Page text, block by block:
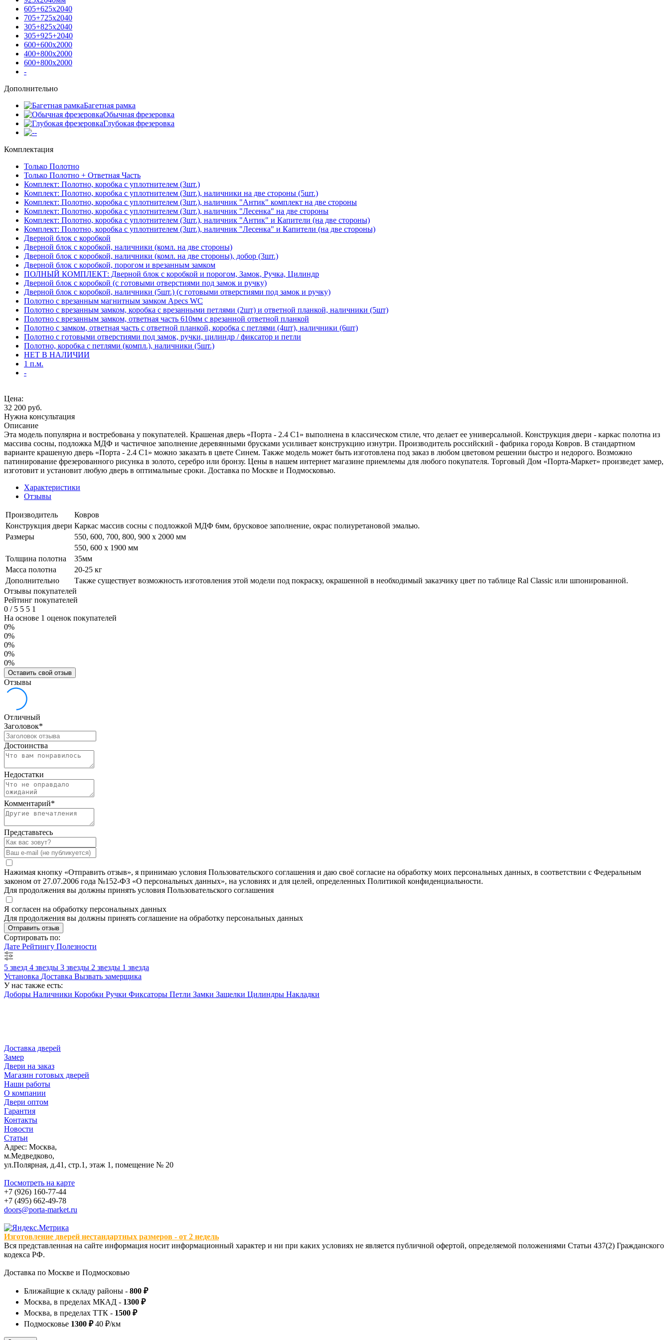
605+625х2040
705+725х2040
305+825х2040
305+925+2040
600+600х2000
400+800х2000
600+800х2000
-
Дополнительно
Багетная рамка
Обычная фрезеровка
Глубокая фрезеровка
-
Комплектация
Только Полотно
Только Полотно + Ответная Часть
Комплект: Полотно, коробка с уплотнителем (3шт.)
Комплект: Полотно, коробка с уплотнителем (3шт.), наличники на две стороны (5шт.)
Комплект: Полотно, коробка с уплотнителем (3шт.), наличник "Антик" комплект на две стороны
Комплект: Полотно, коробка с уплотнителем (3шт.), наличник "Лесенка" на две стороны
Комплект: Полотно, коробка с уплотнителем (3шт.), наличник "Антик" и Капители (на две стороны)
Комплект: Полотно, коробка с уплотнителем (3шт.), наличник "Лесенка" и Капители (на две стороны)
Дверной блок с коробкой
Дверной блок с коробкой, наличники (комл. на две стороны)
Дверной блок с коробкой, наличники (комл. на две стороны), добор (3шт.)
Дверной блок с коробкой, порогом и врезанным замком
ПОЛНЫЙ КОМПЛЕКТ: Дверной блок с коробкой и порогом, Замок, Ручка, Цилиндр
Дверной блок с коробкой (с готовыми отверстиями под замок и ручку)
Дверной блок с коробкой, наличники (5шт.) (с готовыми отверстиями под замок и ручку)
Полотно с врезанным магнитным замком Apecs WC
Полотно с врезанным замком, коробка с врезанными петлями (2шт) и ответной планкой, наличники (5шт)
Полотно с врезанным замком, ответная часть 610мм с врезанной ответной планкой
Полотно с замком, ответная часть с ответной планкой, коробка с петлями (4шт), наличники (6шт)
Полотно с готовыми отверстиями под замок, ручки, цилиндр / фиксатор и петли
Полотно, коробка с петлями (компл.), наличники (5шт.)
НЕТ В НАЛИЧИИ
1 п.м.
-
Цена:
32 200 руб.
Нужна консультация
Описание
Эта модель популярна и востребована у покупателей. Крашеная дверь «Порта - 2.4 С1» выполнена в классическом стиле, что делает ее универсальной. Конструкция двери - каркас полотна из
массива сосны, подложка МДФ и частичное заполнение деревянными брусками усиливает конструкцию изнутри. Производитель российский - фабрика города Ковров. В стандартном
варианте крашеную дверь «Порта - 2.4 С1» можно заказать в цвете Синем. Также модель может быть изготовлена под заказ в любом цветовом решении быстро и недорого. Возможно
патинирование фрезерованного рисунка в золото, серебро или бронзу. Цены в нашем интернет магазине приемлемы для любого покупателя. Торговый Дом «Порта-Маркет» произведет замер,
изготовит и установит любую дверь в оптимальные сроки. Доставка по Москве и Подмосковью.
Характеристики
Отзывы
Производитель
Ковров
Конструкция двери Каркас массив сосны с подложкой МДФ 6мм, брусковое заполнение, окрас полиуретановой эмалью.
Размеры
550, 600, 700, 800, 900 x 2000 мм
550, 600 х 1900 мм
Толщина полотна
35мм
Масса полотна
20-25 кг
Дополнительно
Также существует возможность изготовления этой модели под покраску, окрашенной в необходимый заказчику цвет по таблице Ral Classic или шпонированной.
Отзывы покупателей
Рейтинг покупателей
0 /5 5 5 1
На основе 1 оценок покупателей
0%
0%
0%
0%
0%
Оставить свой отзыв
Отзывы
Отличный
Заголовок*
Достоинства
Недостатки
Комментарий*
Представьтесь
Нажимая кнопку «Отправить отзыв», я принимаю условия Пользовательского соглашения и даю своё согласие на обработку моих персональных данных, в соответствии с Федеральным
законом от 27.07.2006 года №152-ФЗ «О персональных данных», на условиях и для целей, определенных Политикой конфиденциальности.
Для продолжения вы должны принять условия Пользовательского соглашения
Я согласен на обработку персональных данных
Для продолжения вы должны принять соглашение на обработку персональных данных
Отправить отзыв
Сортировать по:
Дате Рейтингу Полезности
5 звезд 4 звезды 3 звезды 2 звезды 1 звезда
Установка Доставка Вызвать замерщика
У нас также есть:
Доборы Наличники Коробки Ручки Фиксаторы Петли Замки Защелки Цилиндры Накладки
Доставка дверей
Замер
Двери на заказ
Магазин готовых дверей
Наши работы
О компании
Двери оптом
Гарантия
Контакты
Новости
Статьи
Адрес: Москва,
м.Медведково,
ул.Полярная, д.41, стр.1, этаж 1, помещение № 20
Посмотреть на карте
+7 (926) 160-77-44
+7 (495) 662-49-78
doors@porta-market.ru
Изготовление дверей нестандартных размеров - от 2 недель
Вся представленная на сайте информация носит информационный характер и ни при каких условиях не является публичной офертой, определяемой положениями Статьи 437(2) Гражданского
кодекса РФ.
Доставка по Москве и Подмосковью
Ближайщие к складу районы - 800 ₽
Москва, в пределах МКАД - 1300 ₽
Москва, в пределах ТТК - 1500 ₽
Подмосковье 1300 ₽40 ₽/км